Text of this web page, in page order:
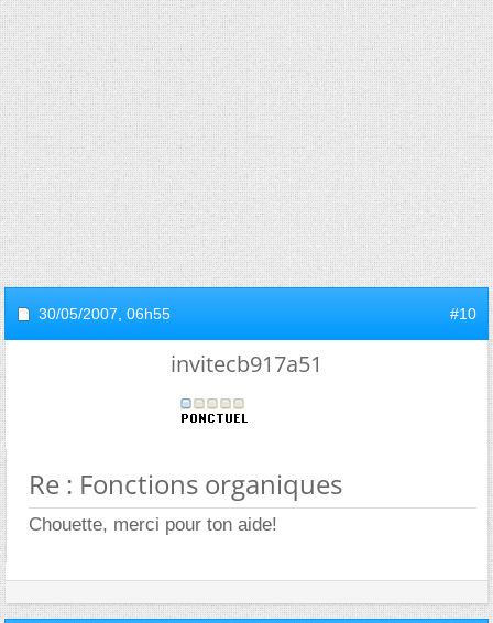
30/05/2007, 06h55 #10
invitecb917a51
Re : Fonctions organiques
Chouette, merci pour ton aide!